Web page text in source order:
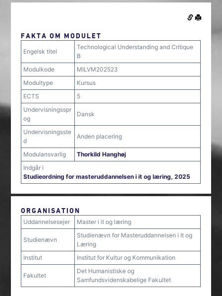
FAKTA OM MODULET
Engelsk titel
Technological Understanding and Critique
B
Modulkode
MILVM202523
Modultype
Kursus
ECTS
5
Undervisningsspr
og
Dansk
Undervisningsste
d
Anden placering
Modulansvarlig
Thorkild Hanghøj
Indgår i
Studieordning for masteruddannelsen i it og læring, 2025
ORGANISATION
Uddannelsesejer Master i it og læring
Studienævn
Studienævn for Masteruddannelsen i It og
Læring
Institut
Institut for Kultur og Kommunikation
Fakultet
Det Humanistiske og
Samfundsvidenskabelige Fakultet